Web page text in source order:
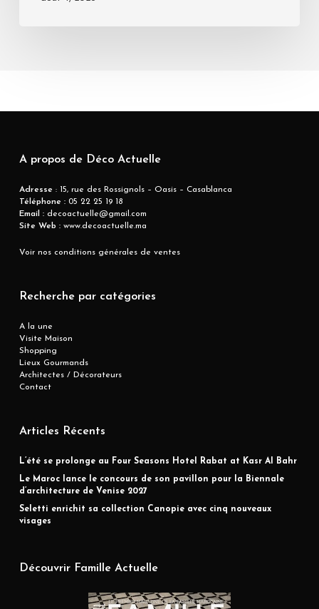
A propos de Déco Actuelle
Adresse : 15, rue des Rossignols – Oasis – Casablanca
Téléphone :05 22 25 19 18
Email :decoactuelle@gmail.com
Site Web :www.decoactuelle.ma
Voir nos conditions générales de ventes
Recherche par catégories
A la une
Visite Maison
Shopping
Lieux Gourmands
Architectes / Décorateurs
Contact
Articles Récents
L’été se prolonge au Four Seasons Hotel Rabat at Kasr Al Bahr
Le Maroc lance le concours de son pavillon pour la Biennale
d’architecture de Venise 2027
Seletti enrichit sa collection Canopie avec cinq nouveaux
visages
Découvrir Famille Actuelle